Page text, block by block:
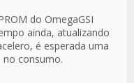
do OmegaGSI
ainda, atualizando
é esperada uma
no consumo.